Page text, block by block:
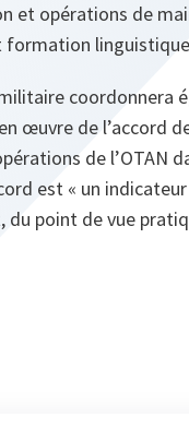
et opérations de
coordonnera
œuvre de l’accord
de l’OTAN
est « un
du point de vue